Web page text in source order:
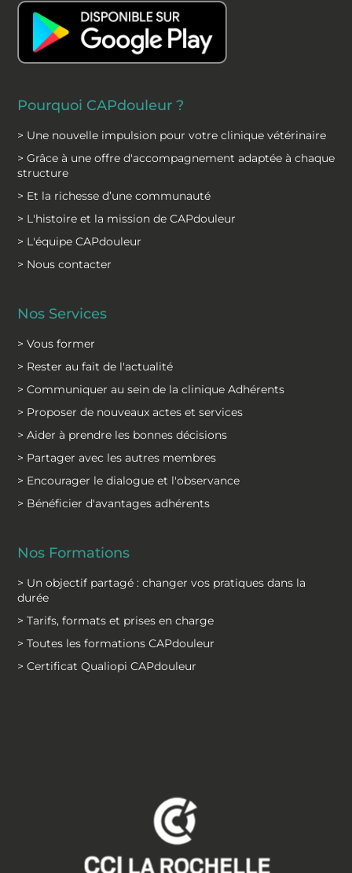
k
n
Pourquoi CAPdouleur ?
> Une nouvelle impulsion pour votre clinique vétérinaire
> Grâce à une offre d'accompagnement adaptée à chaque
structure
> Et la richesse d’une communauté
> L'histoire et la mission de CAPdouleur
> L'équipe CAPdouleur
> Nous contacter
Nos Services
> Vous former
> Rester au fait de l'actualité
> Communiquer au sein de la clinique Adhérents
> Proposer de nouveaux actes et services
> Aider à prendre les bonnes décisions
> Partager avec les autres membres
> Encourager le dialogue et l'observance
> Bénéficier d'avantages adhérents
Nos Formations
> Un objectif partagé : changer vos pratiques dans la
durée
> Tarifs, formats et prises en charge
> Toutes les formations CAPdouleur
> Certificat Qualiopi CAPdouleur